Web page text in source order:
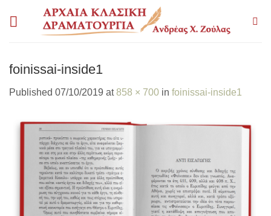
foinissai-inside1
Published 07/10/2019 at858 × 700 in foinissai-inside1